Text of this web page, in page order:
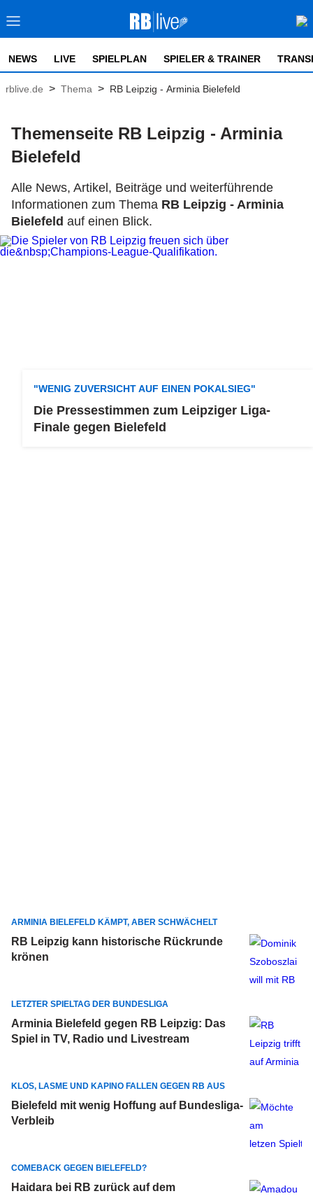
NEWS LIVE SPIELPLAN SPIELER & TRAINER
rblive.de > Thema > RB Leipzig - Arminia Bielefeld
Themenseite RB Leipzig - Arminia
Bielefeld
Alle News, Artikel, Beiträge und weiterführende
Informationen zum Thema RB Leipzig - Arminia
Bielefeld auf einen Blick.
"WENIG ZUVERSICHT AUF EINEN POKALSIEG"
Die Pressestimmen zum Leipziger Liga-
Finale gegen Bielefeld
ARMINIA BIELEFELD KÄMPT, ABER SCHWÄCHELT
RB Leipzig kann historische Rückrunde
krönen
LETZTER SPIELTAG DER BUNDESLIGA
Arminia Bielefeld gegen RB Leipzig: Das
Spiel in TV, Radio und Livestream
KLOS, LASME UND KAPINO FALLEN GEGEN RB AUS
Bielefeld mit wenig Hoffung auf Bundesliga-
Verbleib
COMEBACK GEGEN BIELEFELD?
Haidara bei RB zurück auf dem